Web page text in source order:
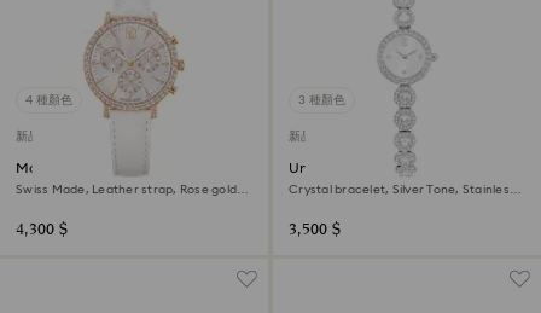
4 種顏色
新品
Matrix tennis chrono watch
Swiss Made, Leather strap, Rose gold
4,300 $
3 種顏色
新品
Una Angelic watch
Crystal bracelet, Silver Tone, Stainless
3,500 $